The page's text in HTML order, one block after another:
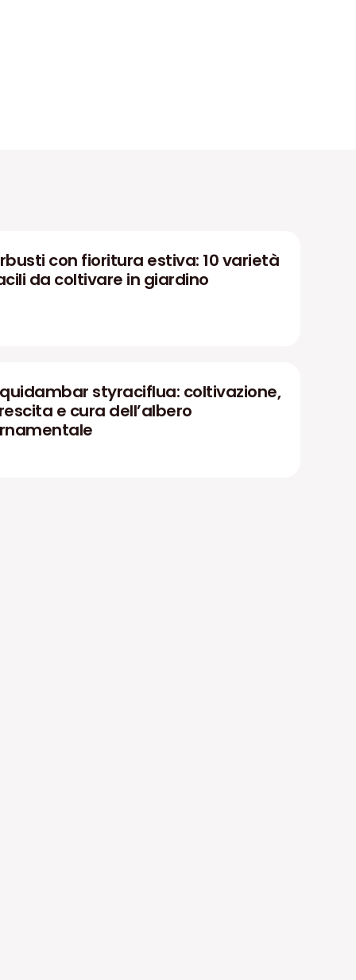
con fioritura estiva: 10 varietà
da coltivare in giardino
styraciflua: coltivazione,
e cura dell’albero